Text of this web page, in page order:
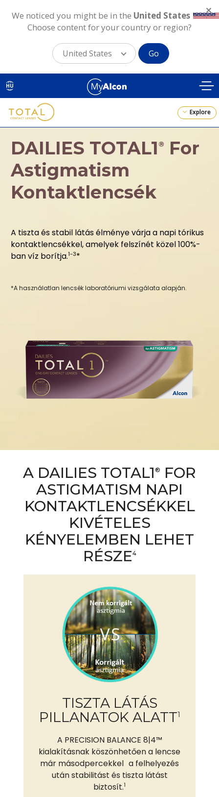
to
main
content
HU
Explore
DAILIES TOTAL1 ®
For
Astigmatism
Kontaktlencsék
A tiszta és stabil látás élménye várja a napi tórikus
kontaktlencsékkel, amelyek felszínét közel 100%-
ban víz borítja.1-3*
*A használatlan lencsék laboratóriumi vizsgálata alapján.
A DAILIES TOTAL1 ®
FOR
ASTIGMATISM NAPI
KONTAKTLENCSÉKKEL
KIVÉTELES
KÉNYELEMBEN LEHET
RÉSZE4
TISZTA LÁTÁS
PILLANATOK ALATT1
A PRECISION BALANCE 8|4™
kialakításnak köszönhetően a lencse
már másodpercekkel a felhelyezés
után stabilitást és tiszta látást
biztosít.1
We noticed you might be in the United States
.
Choose content for your country or region?
United States Go